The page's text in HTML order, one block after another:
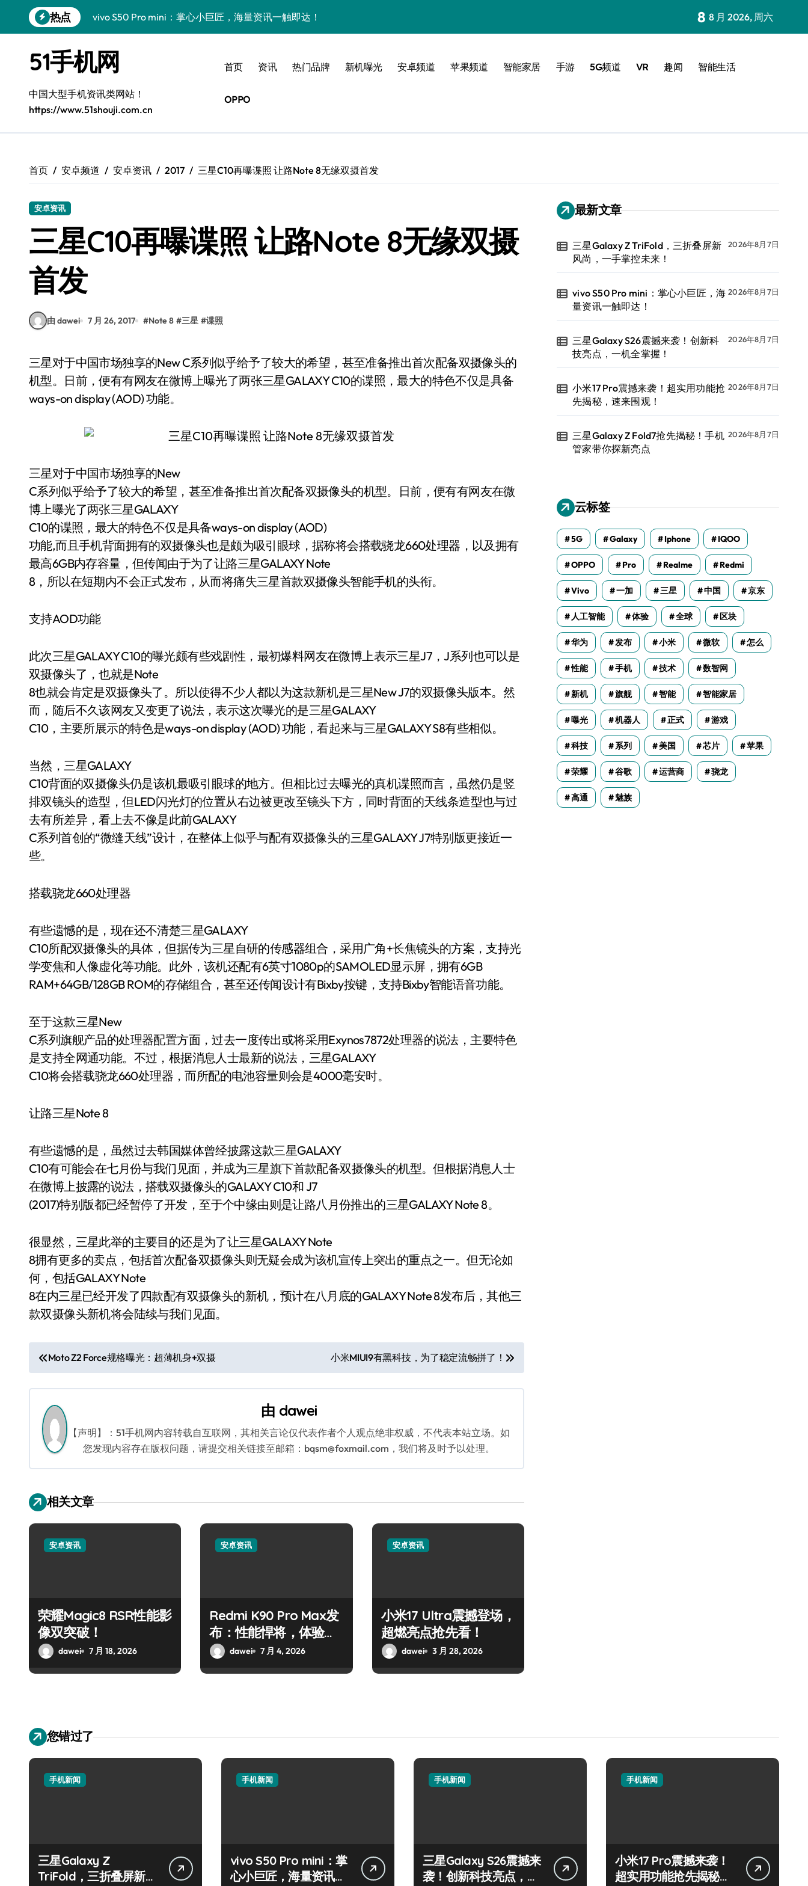
到
热点
vivo S50 Pro mini：掌心小巨匠，海量资讯一触即达！
小米17 Pro震撼来袭！超实用功能抢先揭秘，速来围观！
三星Galaxy Z Fold7抢先揭秘！手机管家带你探新亮点
S25 Ultra颜值炸裂！定制主题潮翻天！
S25+闪亮登场，这样拍更吸睛！
S26+颜值暴增！三星机皇美颜秘籍曝光
三星Galaxy Z TriFold，三折叠屏新风尚，一手掌控未来！
8 8 月 2026, 周六
51手机网
中国大型手机资讯类网站！
https://www.51shouji.com.cn
首页 资讯 热门品牌 新机曝光 安卓频道 苹果频道 智能家居 手游 5G频道 VR 趣闻 智能生活
OPPO
首页 安卓频道 安卓资讯 2017 三星C10再曝谍照 让路Note 8无缘双摄首发
安卓资讯
三星C10再曝谍照 让路Note 8无缘双摄
首发
由 dawei 7 月 26, 2017 #Note 8 #三星 #谍照
三星对于中国市场独享的New C系列似乎给予了较大的希望，甚至准备推出首次配备双摄像头的
机型。日前，便有有网友在微博上曝光了两张三星GALAXY C10的谍照，最大的特色不仅是具备
ways-on display (AOD) 功能。
三星对于中国市场独享的New
C系列似乎给予了较大的希望，甚至准备推出首次配备双摄像头的机型。日前，便有有网友在微
博上曝光了两张三星GALAXY
C10的谍照，最大的特色不仅是具备ways-on display (AOD)
功能,而且手机背面拥有的双摄像头也是颇为吸引眼球，据称将会搭载骁龙660处理器，以及拥有
最高6GB内存容量，但传闻由于为了让路三星GALAXY Note
8，所以在短期内不会正式发布，从而将痛失三星首款双摄像头智能手机的头衔。
支持AOD功能
此次三星GALAXY C10的曝光颇有些戏剧性，最初爆料网友在微博上表示三星J7，J系列也可以是
双摄像头了，也就是Note
8也就会肯定是双摄像头了。所以使得不少人都以为这款新机是三星New J7的双摄像头版本。然
而，随后不久该网友又变更了说法，表示这次曝光的是三星GALAXY
C10，主要所展示的特色是ways-on display (AOD) 功能，看起来与三星GALAXY S8有些相似。
当然，三星GALAXY
C10背面的双摄像头仍是该机最吸引眼球的地方。但相比过去曝光的真机谍照而言，虽然仍是竖
排双镜头的造型，但LED闪光灯的位置从右边被更改至镜头下方，同时背面的天线条造型也与过
去有所差异，看上去不像是此前GALAXY
C系列首创的“微缝天线”设计，在整体上似乎与配有双摄像头的三星GALAXY J7特别版更接近一
些。
搭载骁龙660处理器
有些遗憾的是，现在还不清楚三星GALAXY
C10所配双摄像头的具体，但据传为三星自研的传感器组合，采用广角+长焦镜头的方案，支持光
学变焦和人像虚化等功能。此外，该机还配有6英寸1080p的SAMOLED显示屏，拥有6GB
RAM+64GB/128GB ROM的存储组合，甚至还传闻设计有Bixby按键，支持Bixby智能语音功能。
至于这款三星New
C系列旗舰产品的处理器配置方面，过去一度传出或将采用Exynos7872处理器的说法，主要特色
是支持全网通功能。不过，根据消息人士最新的说法，三星GALAXY
C10将会搭载骁龙660处理器，而所配的电池容量则会是4000毫安时。
让路三星Note 8
有些遗憾的是，虽然过去韩国媒体曾经披露这款三星GALAXY
C10有可能会在七月份与我们见面，并成为三星旗下首款配备双摄像头的机型。但根据消息人士
在微博上披露的说法，搭载双摄像头的GALAXY C10和 J7
(2017)特别版都已经暂停了开发，至于个中缘由则是让路八月份推出的三星GALAXY Note 8。
很显然，三星此举的主要目的还是为了让三星GALAXY Note
8拥有更多的卖点，包括首次配备双摄像头则无疑会成为该机宣传上突出的重点之一。但无论如
何，包括GALAXY Note
8在内三星已经开发了四款配有双摄像头的新机，预计在八月底的GALAXY Note 8发布后，其他三
款双摄像头新机将会陆续与我们见面。
文
章
航
Moto Z2 Force规格曝光：超薄机身+双摄 小米MIUI9有黑科技，为了稳定流畅拼了！
由 dawei
【声明】：51手机网内容转载自互联网，其相关言论仅代表作者个人观点绝非权威，不代表本站立场。如
您发现内容存在版权问题，请提交相关链接至邮箱：bqsm@foxmail.com，我们将及时予以处理。
相关文章
安卓资讯
荣耀Magic8 RSR性能影
像双突破！
dawei 7 月 18, 2026
安卓资讯
Redmi K90 Pro Max发
布：性能悍将，体验巅
峰！dawei 7 月 4, 2026
安卓资讯
小米17 Ultra震撼登场，
超燃亮点抢先看！
dawei 3 月 28, 2026
最新文章
三星Galaxy Z TriFold，三折叠屏新
风尚，一手掌控未来！
2026年8月7日
vivo S50 Pro mini：掌心小巨匠，海
量资讯一触即达！
2026年8月7日
三星Galaxy S26震撼来袭！创新科
技亮点，一机全掌握！
2026年8月7日
小米17 Pro震撼来袭！超实用功能抢
先揭秘，速来围观！
2026年8月7日
三星Galaxy Z Fold7抢先揭秘！手机
管家带你探新亮点
2026年8月7日
云标签
5G Galaxy Iphone IQOO
OPPO Pro Realme Redmi
Vivo 一加 三星 中国 京东
人工智能 体验 全球 区块
华为 发布 小米 微软 怎么
性能 手机 技术 数智网
新机 旗舰 智能 智能家居
曝光 机器人 正式 游戏
科技 系列 美国 芯片 苹果
荣耀 谷歌 运营商 骁龙
高通 魅族
您错过了
手机新闻
三星Galaxy Z
TriFold，三折叠屏新风
手机新闻
vivo S50 Pro mini：掌
心小巨匠，海量资讯一
手机新闻
三星Galaxy S26震撼来
袭！创新科技亮点，一
手机新闻
小米17 Pro震撼来袭！
超实用功能抢先揭秘，